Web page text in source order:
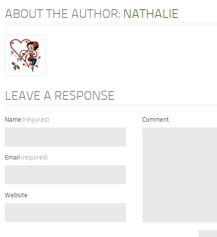
ABOUT THE AUTHOR: NATHALIE
LEAVE A RESPONSE
Name (required)
Email (required)
Website
Comment